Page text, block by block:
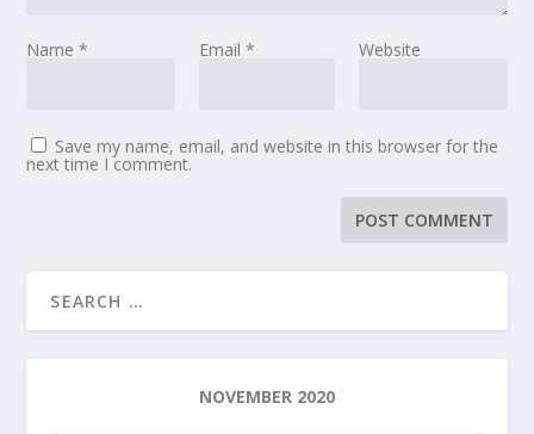
Name* Email * Website
Save my name, email, and website in this browser for the
next time I comment.
NOVEMBER 2020